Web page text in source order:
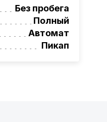
автомобили.
Без пробега
Полный
Автомат
Пикап